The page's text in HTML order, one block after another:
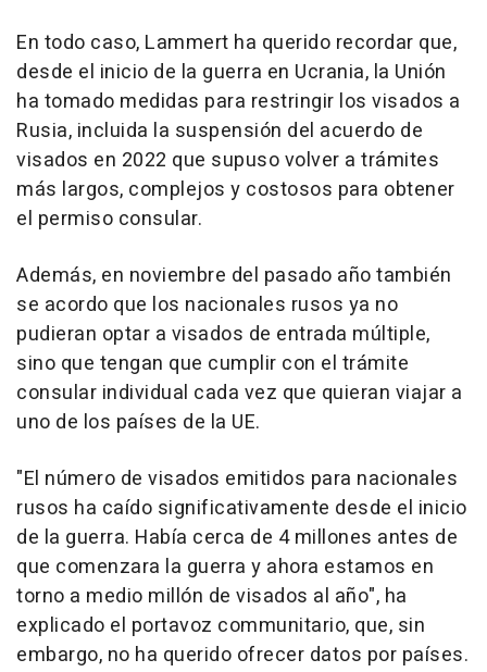
En todo caso, Lammert ha querido recordar que,
desde el inicio de la guerra en Ucrania, la Unión
ha tomado medidas para restringir los visados a
Rusia, incluida la suspensión del acuerdo de
visados en 2022 que supuso volver a trámites
más largos, complejos y costosos para obtener
el permiso consular.
Además, en noviembre del pasado año también
se acordo que los nacionales rusos ya no
pudieran optar a visados de entrada múltiple,
sino que tengan que cumplir con el trámite
consular individual cada vez que quieran viajar a
uno de los países de la UE.
"El número de visados emitidos para nacionales
rusos ha caído significativamente desde el inicio
de la guerra. Había cerca de 4 millones antes de
que comenzara la guerra y ahora estamos en
torno a medio millón de visados al año", ha
explicado el portavoz communitario, que, sin
embargo, no ha querido ofrecer datos por países.